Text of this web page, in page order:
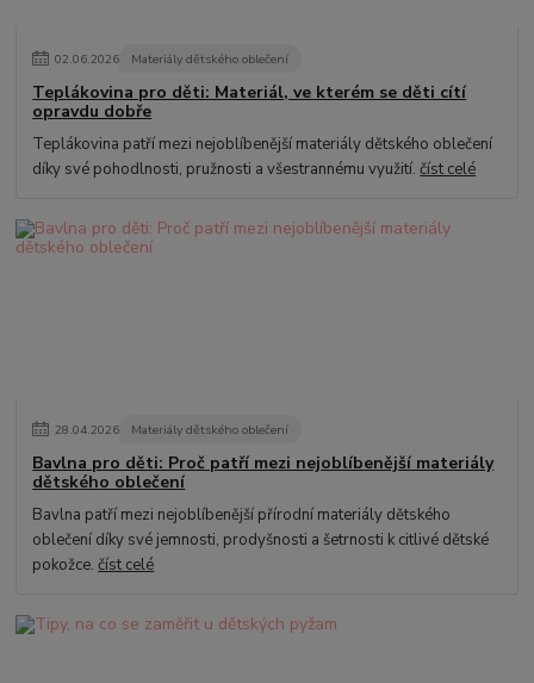
02.06.2026 Materiály dětského oblečení
Teplákovina pro děti: Materiál, ve kterém se děti cítí
opravdu dobře
Teplákovina patří mezi nejoblíbenější materiály dětského oblečení
díky své pohodlnosti, pružnosti a všestrannému využití.číst celé
28.04.2026 Materiály dětského oblečení
Bavlna pro děti: Proč patří mezi nejoblíbenější materiály
dětského oblečení
Bavlna patří mezi nejoblíbenější přírodní materiály dětského
oblečení díky své jemnosti, prodyšnosti a šetrnosti k citlivé dětské
pokožce.číst celé